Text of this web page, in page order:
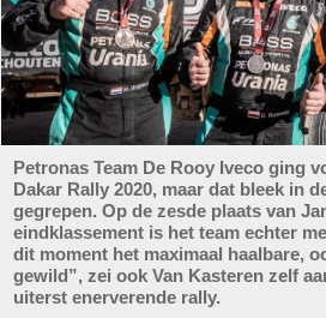
Petronas Team De Rooy Iveco ging
Dakar Rally 2020, maar dat bleek in
gegrepen. Op de zesde plaats van
eindklassement is het team echter
dit moment het maximaal haalbare,
gewild”, zei ook Van Kasteren zelf
uiterst enerverende rally.